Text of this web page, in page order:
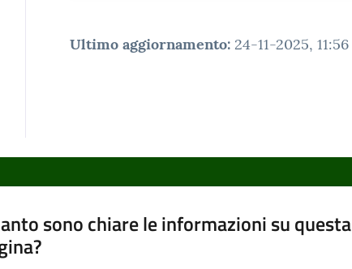
Ultimo aggiornamento: 24-11-2025, 11:56
sono chiare le informazioni su questa